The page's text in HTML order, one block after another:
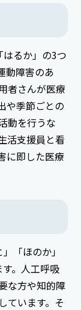
るか」の3つ
動障害のあ
者さんが医療
や季節ごとの
動を行うな
活支援員と看
に即した医療
「ほのか」
す。人工呼吸
な方や知的障
ています。そ